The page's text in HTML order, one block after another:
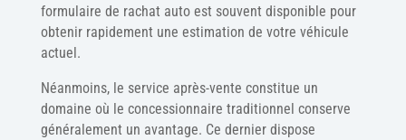
formulaire de rachat auto est souvent disponible pour
obtenir rapidement une estimation de votre véhicule
actuel.
Néanmoins, le service après-vente constitue un
domaine où le concessionnaire traditionnel conserve
généralement un avantage. Ce dernier dispose